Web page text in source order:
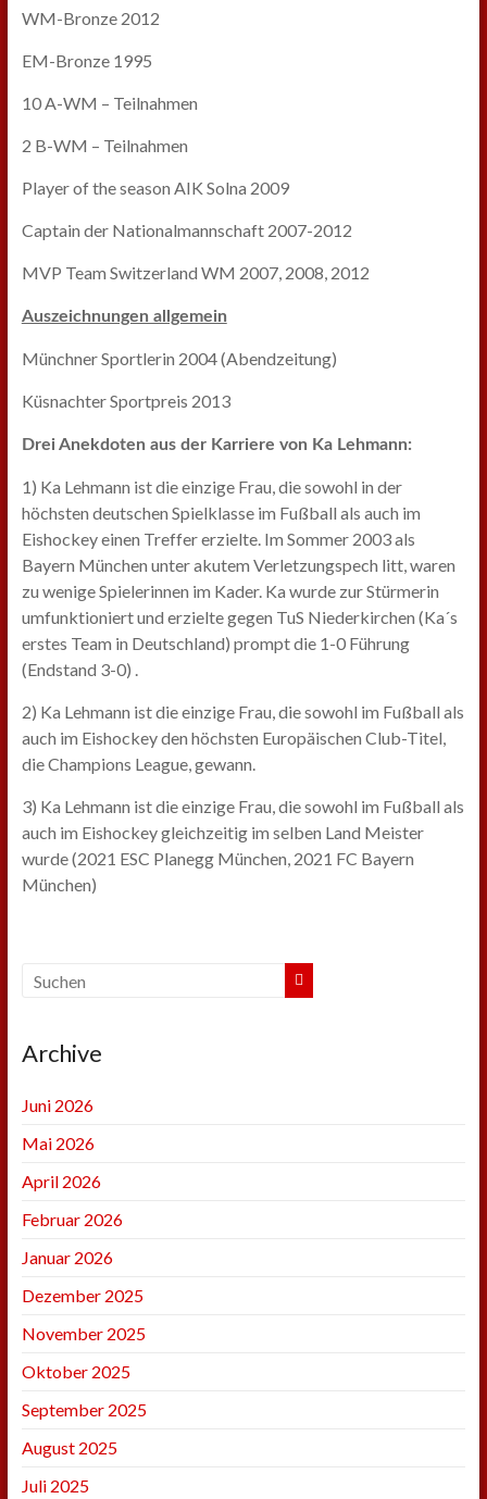
WM-Bronze 2012
EM-Bronze 1995
10 A-WM – Teilnahmen
2 B-WM – Teilnahmen
Player of the season AIK Solna 2009
Captain der Nationalmannschaft 2007-2012
MVP Team Switzerland WM 2007, 2008, 2012
Auszeichnungen allgemein
Münchner Sportlerin 2004 (Abendzeitung)
Küsnachter Sportpreis 2013
Drei Anekdoten aus der Karriere von Ka Lehmann:
1) Ka Lehmann ist die einzige Frau, die sowohl in der
höchsten deutschen Spielklasse im Fußball als auch im
Eishockey einen Treffer erzielte. Im Sommer 2003 als
Bayern München unter akutem Verletzungspech litt, waren
zu wenige Spielerinnen im Kader. Ka wurde zur Stürmerin
umfunktioniert und erzielte gegen TuS Niederkirchen (Ka´s
erstes Team in Deutschland) prompt die 1-0 Führung
(Endstand 3-0) .
2) Ka Lehmann ist die einzige Frau, die sowohl im Fußball als
auch im Eishockey den höchsten Europäischen Club-Titel,
die Champions League, gewann.
3) Ka Lehmann ist die einzige Frau, die sowohl im Fußball als
auch im Eishockey gleichzeitig im selben Land Meister
wurde (2021 ESC Planegg München, 2021 FC Bayern
München)
Archive
Juni 2026
Mai 2026
April 2026
Februar 2026
Januar 2026
Dezember 2025
November 2025
Oktober 2025
September 2025
August 2025
Juli 2025